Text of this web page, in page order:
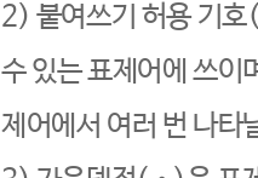
2) 붙여쓰기 허용 기호
수 있는 표제어에 쓰이
제어에서 여러 번 나타